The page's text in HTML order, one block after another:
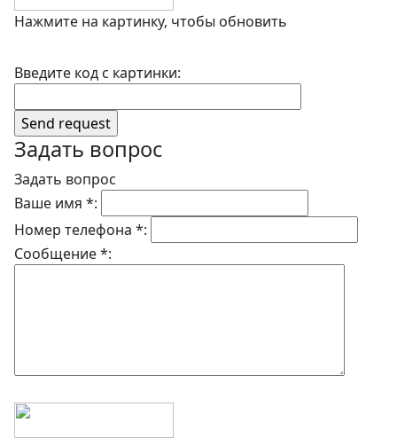
Нажмите на картинку, чтобы обновить
Введите код с картинки:
Задать вопрос
Задать вопрос
Ваше имя *:
Номер телефона *:
Сообщение *: